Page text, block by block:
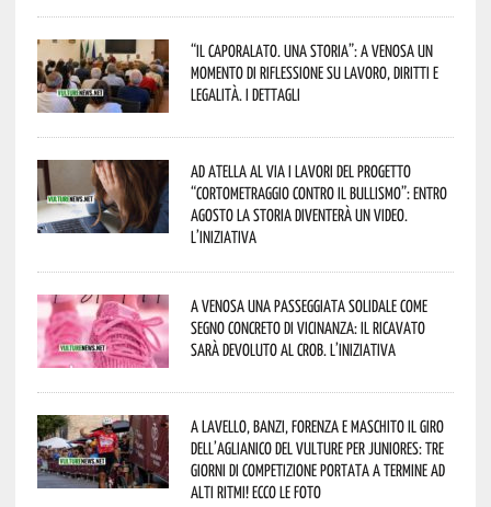
“Il caporalato. Una storia”: a Venosa un
momento di riflessione su lavoro, diritti e
legalità. I dettagli
Ad Atella al via i lavori del progetto
“Cortometraggio contro il bullismo”: entro
agosto la storia diventerà un video.
L’iniziativa
A Venosa una passeggiata solidale come
segno concreto di vicinanza: il ricavato
sarà devoluto al CROB. L’iniziativa
A Lavello, Banzi, Forenza e Maschito il Giro
dell’Aglianico del Vulture per juniores: tre
giorni di competizione portata a termine ad
alti ritmi! Ecco le foto